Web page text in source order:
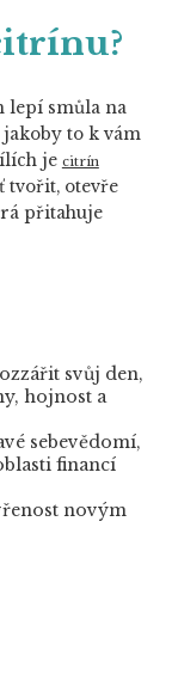
lepí smůla na
jakoby to k vám
je citrín
tvořit, otevře
přitahuje
svůj den,
hojnost a
sebevědomí,
financí
novým